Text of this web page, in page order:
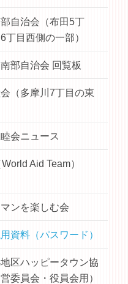
自治会（布田5丁
丁目西側の一部）
部自治会 回覧板
（多摩川7丁目の東
会ニュース
Aid Team）
ンを楽しむ会
資料（パスワード）
区ハッピータウン協
委員会・役員会用）